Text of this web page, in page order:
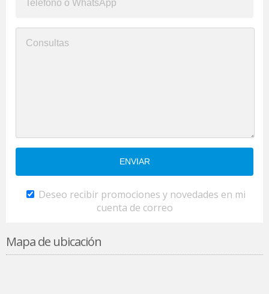
Deseo recibir promociones y novedades en mi
cuenta de correo
Mapa de ubicación